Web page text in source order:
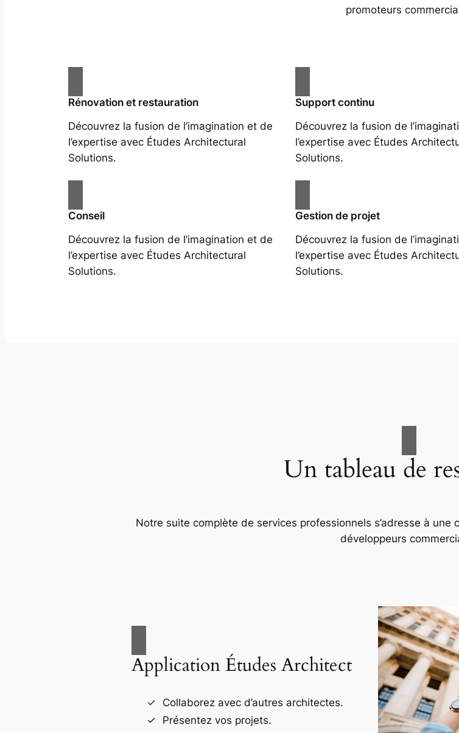
promoteurs
Rénovation et restauration
Découvrez la fusion de l’imagination et de
l’expertise avec Études Architectural
Solutions.
Support continu
Découvrez la fusion de
l’expertise avec Études
Solutions.
Conseil
Découvrez la fusion de l’imagination et de
l’expertise avec Études Architectural
Solutions.
Gestion de projet
Découvrez la fusion de
l’expertise avec Études
Solutions.
Un tableau de
Notre suite complète de services professionnels s’adresse à
développeurs
Application Études Architect
Collaborez avec d’autres architectes.
Présentez vos projets.